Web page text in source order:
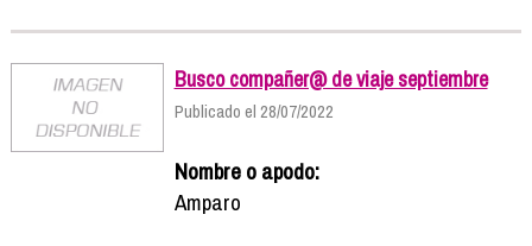
Busco compañer@ de viaje septiembre
Publicado el 28/07/2022
Nombre o apodo:
Amparo